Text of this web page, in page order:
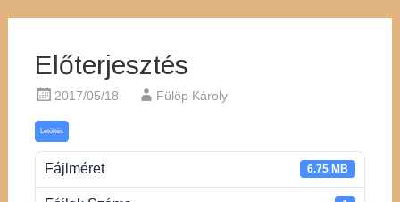
Előterjesztés
2017/05/18 Fülöp Károly
Letöltés
Fájlméret 6.75 MB